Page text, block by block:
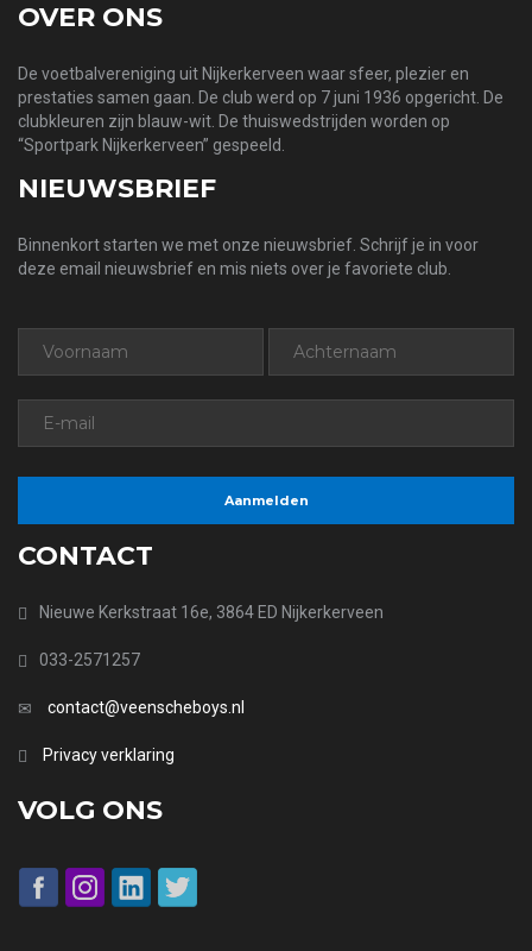
OVER ONS
De voetbalvereniging uit Nijkerkerveen waar sfeer, plezier en
prestaties samen gaan. De club werd op 7 juni 1936 opgericht. De
clubkleuren zijn blauw-wit. De thuiswedstrijden worden op
“Sportpark Nijkerkerveen” gespeeld.
NIEUWSBRIEF
Binnenkort starten we met onze nieuwsbrief. Schrijf je in voor
deze email nieuwsbrief en mis niets over je favoriete club.
CONTACT
Nieuwe Kerkstraat 16e, 3864 ED Nijkerkerveen
033-2571257
contact@veenscheboys.nl
Privacy verklaring
VOLG ONS